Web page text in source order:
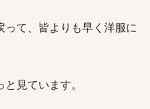
て、皆よりも早く洋服に
見ています。